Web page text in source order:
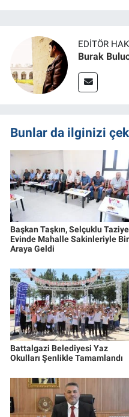
EDITÖR
Burak
Bunlar da ilginizi
Başkan Taşkın, Selçuklu Taziye
Evinde Mahalle Sakinleriyle Bir
Araya Geldi
Battalgazi Belediyesi Yaz
Okulları Şenlikle Tamamlandı